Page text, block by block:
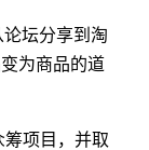
坛分享到淘
为商品的道
项目，并取